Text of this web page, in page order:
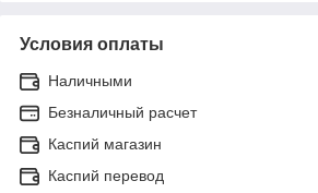
Условия оплаты
Наличными
Безналичный расчет
Каспий магазин
Каспий перевод